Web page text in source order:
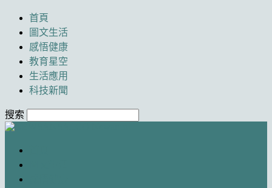
首頁
圖文生活
感悟健康
教育星空
生活應用
科技新聞
搜索